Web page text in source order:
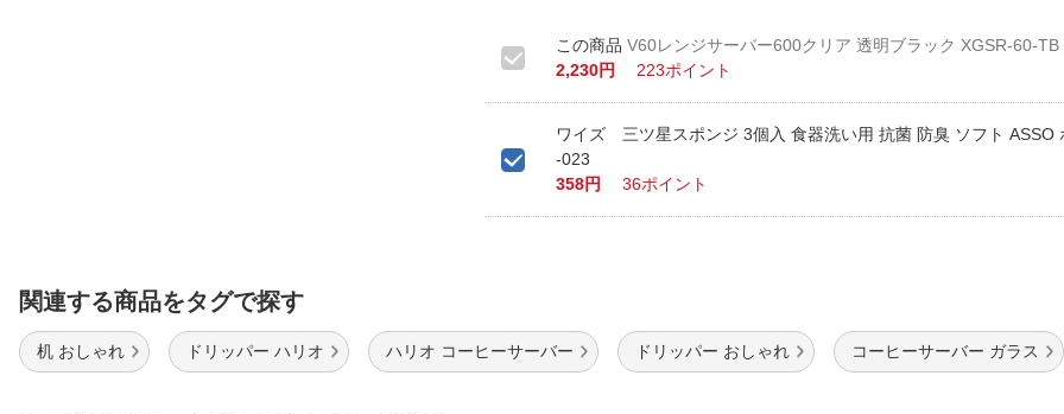
V60レンジサーバー600クリア 透明ブラック XGSR-60-TB
2,230円
223ポイント
ワイズ 三ツ星スポンジ 3個入 食器洗い用 抗菌 防臭 ソフト ASSO
-023
358円
36ポイント
関連する商品をタグで探す
机 おしゃれ ドリッパー ハリオ ハリオ コーヒーサーバー ドリッパー おしゃれ コーヒーサーバー ガラス